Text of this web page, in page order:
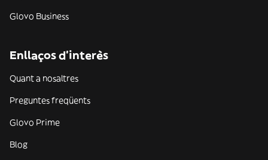
Glovo Business
Enllaços d'interès
Quant a nosaltres
Preguntes freqüents
Glovo Prime
Blog